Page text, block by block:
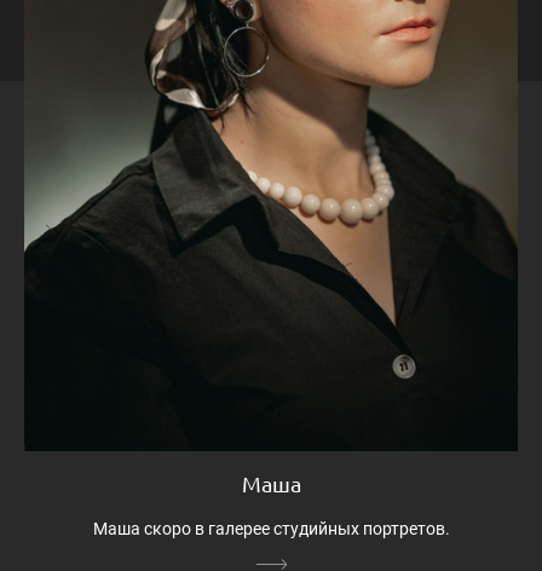
Маша
Маша скоро в галерее студийных портретов.